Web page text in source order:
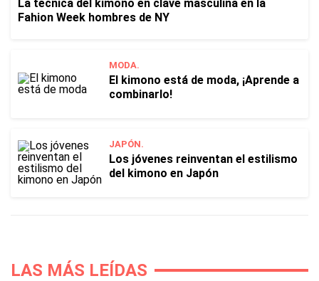
La técnica del kimono en clave masculina en la
Fahion Week hombres de NY
MODA.
El kimono está de moda, ¡Aprende a
combinarlo!
JAPÓN.
Los jóvenes reinventan el estilismo
del kimono en Japón
LAS MÁS LEÍDAS